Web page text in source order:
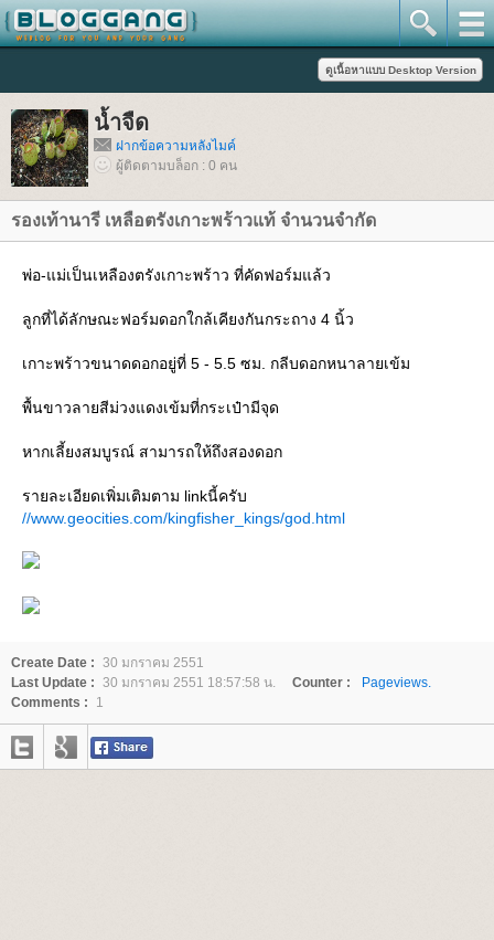
น้ำจืด
ฝากข้อความหลังไมค์
ผู้ติดตามบล็อก : 0 คน
รองเท้านารี เหลือตรังเกาะพร้าวแท้ จำนวนจำกัด
พ่อ-แม่เป็นเหลืองตรังเกาะพร้าว ที่คัดฟอร์มแล้ว
ลูกที่ได้ลักษณะฟอร์มดอกใกล้เคียงกันกระถาง 4 นิ้ว
เกาะพร้าวขนาดดอกอยู่ที่ 5 - 5.5 ซม. กลีบดอกหนาลายเข้ม
พื้นขาวลายสีม่วงแดงเข้มที่กระเป๋ามีจุด
หากเลี้ยงสมบูรณ์ สามารถให้ถึงสองดอก
รายละเอียดเพิ่มเติมตาม linkนี้ครับ
//www.geocities.com/kingfisher_kings/god.html
Create Date : 30 มกราคม 2551
Last Update : 30 มกราคม 2551 18:57:58 น. Counter :
Pageviews.
Comments :
1